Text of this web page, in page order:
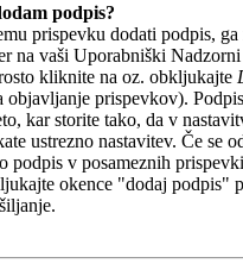
podpis?
prispevku dodati podpis, ga
na vaši Uporabniški
kliknite na oz. obkljukajte
objavljanje prispevkov).
kar storite tako, da v
ustrezno nastavitev. Če se
podpis v posameznih
okence "dodaj podpis"